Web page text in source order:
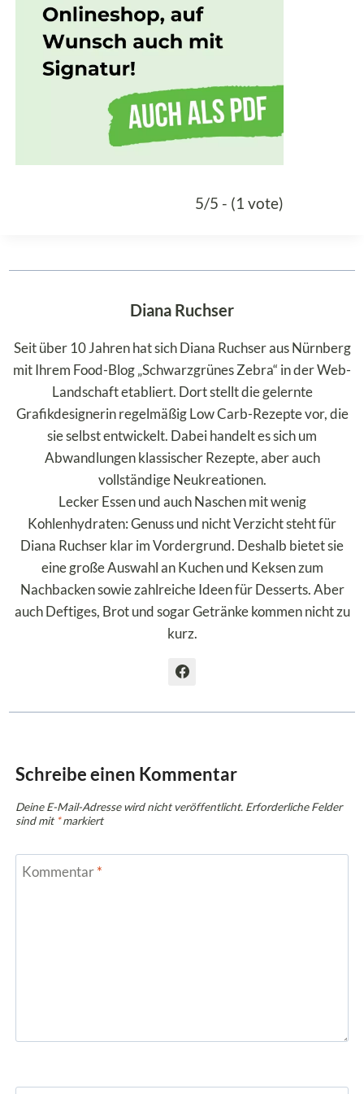
5/5 - (1 vote)
Diana Ruchser
Seit über 10 Jahren hat sich Diana Ruchser aus Nürnberg
mit Ihrem Food-Blog „Schwarzgrünes Zebra“ in der Web-
Landschaft etabliert. Dort stellt die gelernte
Grafikdesignerin regelmäßig Low Carb-Rezepte vor, die
sie selbst entwickelt. Dabei handelt es sich um
Abwandlungen klassischer Rezepte, aber auch
vollständige Neukreationen.
Lecker Essen und auch Naschen mit wenig
Kohlenhydraten: Genuss und nicht Verzicht steht für
Diana Ruchser klar im Vordergrund. Deshalb bietet sie
eine große Auswahl an Kuchen und Keksen zum
Nachbacken sowie zahlreiche Ideen für Desserts. Aber
auch Deftiges, Brot und sogar Getränke kommen nicht zu
kurz.
Schreibe einen Kommentar
Deine E-Mail-Adresse wird nicht veröffentlicht. Erforderliche Felder
sind mit*markiert
Kommentar*